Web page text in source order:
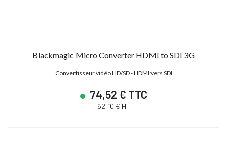
Blackmagic Micro Converter HDMI to SDI 3G
Convertisseur vidéo HD/SD - HDMI vers SDI
74,52 € TTC
62,10 € HT